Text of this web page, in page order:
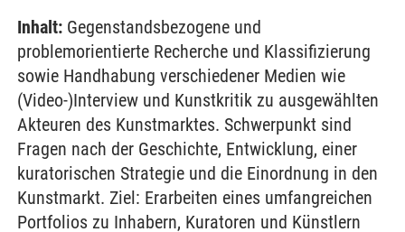
Inhalt: Gegenstandsbezogene und
problemorientierte Recherche und Klassifizierung
sowie Handhabung verschiedener Medien wie
(Video-)Interview und Kunstkritik zu ausgewählten
Akteuren des Kunstmarktes. Schwerpunkt sind
Fragen nach der Geschichte, Entwicklung, einer
kuratorischen Strategie und die Einordnung in den
Kunstmarkt. Ziel: Erarbeiten eines umfangreichen
Portfolios zu Inhabern, Kuratoren und Künstlern